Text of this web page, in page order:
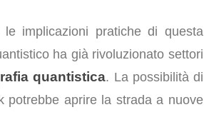
le implicazioni pratiche di questa
ha già rivoluzionato settori
quantistica. La possibilità di
potrebbe aprire la strada a nuove